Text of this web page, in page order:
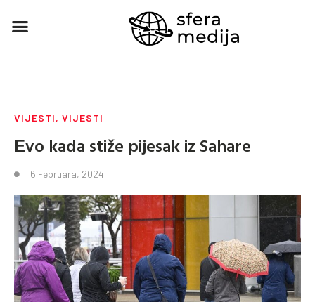
VIJESTI, VIJESTI
Еvo kada stiže pijesak iz Sahare
6 Februara, 2024